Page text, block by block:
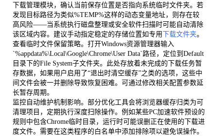
下载管理模块，确认当前保存位置是否指向系统临时文件夹。若
发现目标路径为类似%TEMP%这样的动态变量地址，则存在较
高风险——当系统执行磁盘整理或安全软件扫描时可能自动清除
该区域内容。建议手动指定稳定的存储位置如专用 下载文件夹。
查看临时文件保留策略。打开Windows资源管理器输入
`%appdata%\Local\Google\Chrome\User Data`路径，定位到Default
目录下的File System子文件夹。此处存放着未完成的下载任务暂
存数据，如果用户启用了“退出时清空缓存”之类的选项，这些中
间文件会被一并删除导致恢复困难。可通过修改相关配置参数延
长暂存周期。
监控自动维护机制影响。部分优化工具会将浏览器缓存归类为可
清理项目，定期执行深度扫除操作。例如某些PC加速软件预设的
规则中包含Chrome临时目录，运行时可能误删正在使用的下载进
度文件。需要在这类程序的白名单中添加排除项以避免误操作。